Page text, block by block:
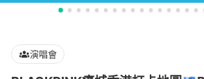
演唱會